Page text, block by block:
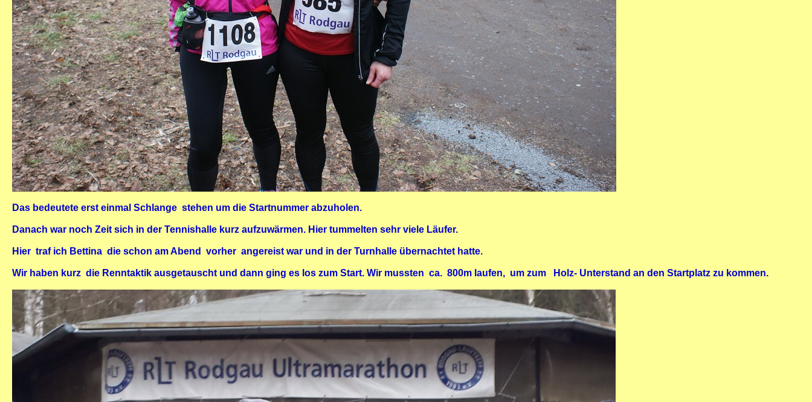
Das bedeutete erst einmal Schlange stehen um die Startnummer abzuholen.
Danach war noch Zeit sich in der Tennishalle kurz aufzuwärmen. Hier tummelten sehr viele Läufer.
Hier traf ich Bettina die schon am Abend vorher angereist war und in der Turnhalle übernachtet hatte.
Wir haben kurz die Renntaktik ausgetauscht und dann ging es los zum Start. Wir mussten ca. 800m laufen, um zum Holz- Unterstand an den Startplatz zu kommen.